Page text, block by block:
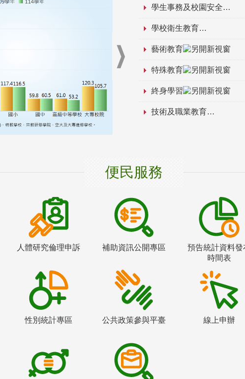
學生事務及校園安全
學校衛生教育
藝術教育
特殊教育
終身學習
技術及職業教育
便民服務
人體研究倫理申訴 補助資訊公開專區
預告統計資料發
時間表
性別統計專區 公共政策參與平臺 線上申辦